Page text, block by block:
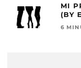
MI
(BY
6